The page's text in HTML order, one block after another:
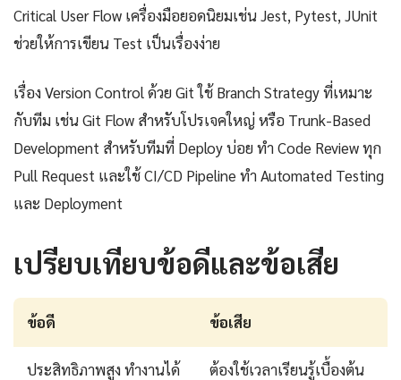
Critical User Flow เครื่องมือยอดนิยมเช่น Jest, Pytest, JUnit
ช่วยให้การเขียน Test เป็นเรื่องง่าย
เรื่อง Version Control ด้วย Git ใช้ Branch Strategy ที่เหมาะ
กับทีม เช่น Git Flow สำหรับโปรเจคใหญ่ หรือ Trunk-Based
Development สำหรับทีมที่ Deploy บ่อย ทำ Code Review ทุก
Pull Request และใช้ CI/CD Pipeline ทำ Automated Testing
และ Deployment
เปรียบเทียบข้อดีและข้อเสีย
ข้อดี ข้อเสีย
ประสิทธิภาพสูง ทำงานได้
ต้องใช้เวลาเรียนรู้เบื้องต้น